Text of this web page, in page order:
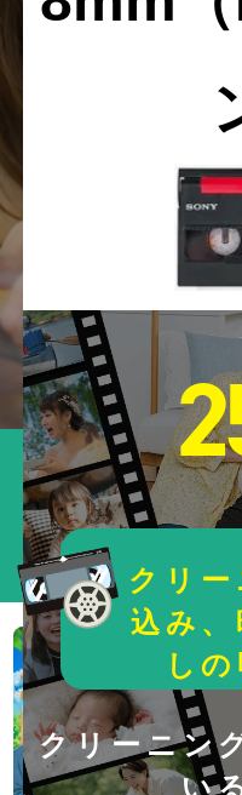
クリー
込み、
し
クリーニン
い
年間
ダビ